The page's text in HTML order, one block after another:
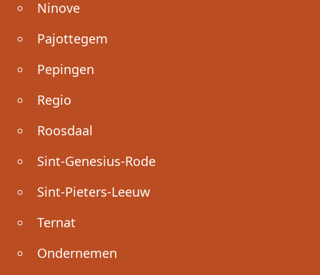
Ninove
Pajottegem
Pepingen
Regio
Roosdaal
Sint-Genesius-Rode
Sint-Pieters-Leeuw
Ternat
Ondernemen